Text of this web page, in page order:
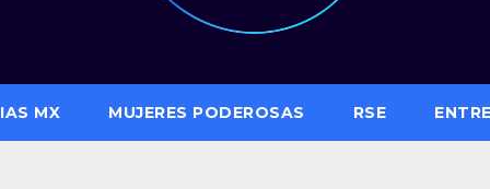
MX MUJERES PODEROSAS RSE